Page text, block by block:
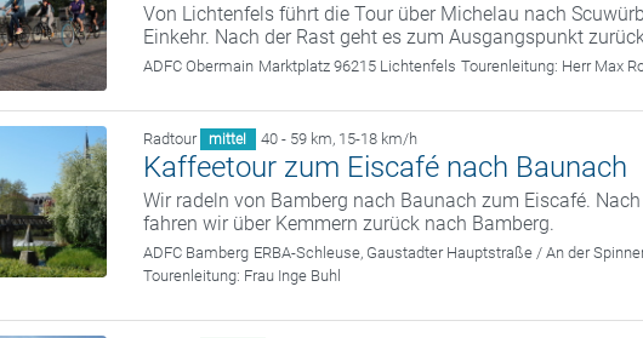
Von Lichtenfels führt die Tour über Michelau nach
Einkehr. Nach der Rast geht es zum Ausgangspunkt
ADFC Obermain Marktplatz 96215 Lichtenfels Tourenleitung: Herr Max
Radtour mittel 40 - 59 km, 15-18 km/h
Kaffeetour zum Eiscafé nach Baunach
Wir radeln von Bamberg nach Baunach zum Eiscafé.
fahren wir über Kemmern zurück nach Bamberg.
ADFC Bamberg ERBA-Schleuse, Gaustadter Hauptstraße / An der
Tourenleitung: Frau Inge Buhl